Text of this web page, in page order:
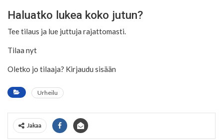
Haluatko lukea koko jutun?
Tee tilaus ja lue juttuja rajattomasti.
Tilaa nyt
Oletko jo tilaaja? Kirjaudu sisään
Urheilu
Jakaa